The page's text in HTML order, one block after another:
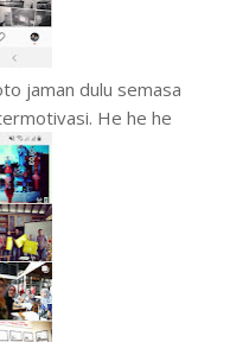
jaman dulu semasa
He he he